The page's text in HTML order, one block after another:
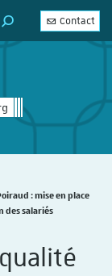
MOTEUR DE
Contact
: mise en place
des salariés